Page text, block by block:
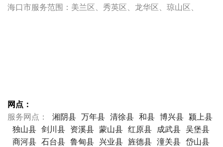
海口市服务范围：美兰区、秀英区、龙华区、琼山区、
网点：
服务网点：
湘阴县 万年县 清徐县 和县 博兴县 颍上县
独山县 剑川县 资溪县 蒙山县 红原县 成武县 吴堡县
商河县 石台县 鲁甸县 兴业县 旌德县 潼关县 岱山县